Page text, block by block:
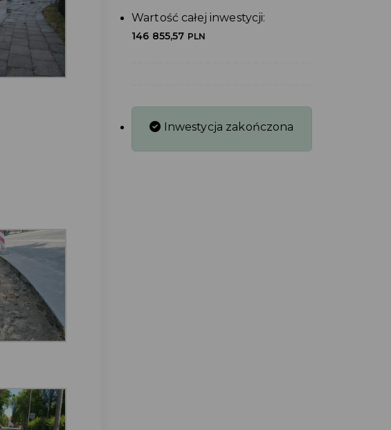
Wartość całej inwestycji:
146 855,57 PLN
Inwestycja zakończona